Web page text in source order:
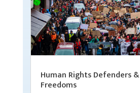
Human Rights Defenders
Freedoms